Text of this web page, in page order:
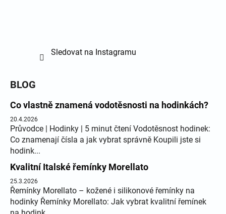
Sledovat na Instagramu
BLOG
Co vlastně znamená vodotěsnosti na hodinkách?
20.4.2026
Průvodce | Hodinky | 5 minut čtení Vodotěsnost hodinek:
Co znamenají čísla a jak vybrat správně Koupili jste si
hodink...
Kvalitní Italské řemínky Morellato
25.3.2026
Řemínky Morellato – kožené i silikonové řemínky na
hodinky Řemínky Morellato: Jak vybrat kvalitní řemínek